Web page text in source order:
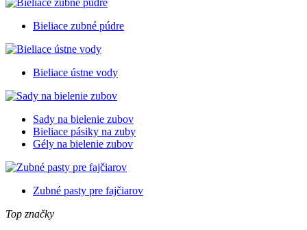
Bieliace zubné púdre
Bieliace ústne vody
Sady na bielenie zubov
Bieliace pásiky na zuby
Gély na bielenie zubov
Zubné pasty pre fajčiarov
Top značky